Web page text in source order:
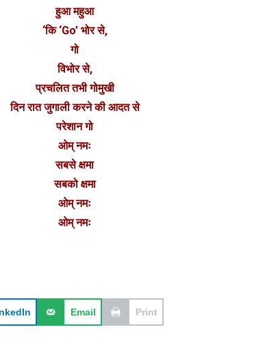
हुआ महुआ
‘कि ‘Go’ भोर से,
गो
विभोर से,
प्रचलित तभी गोमुखी
दिन रात जुगाली करने की आदत से
परेशान गो
ओम् नमः
सबसे क्षमा
सबको क्षमा
ओम् नमः
ओम् नमः
Email Print